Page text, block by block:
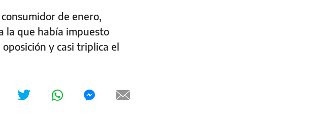
de enero,
la que había impuesto
y casi triplica el